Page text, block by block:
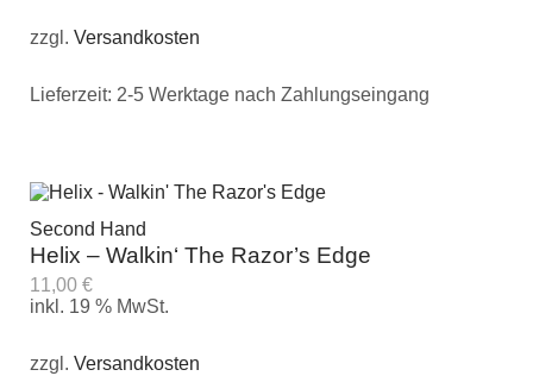
zzgl. Versandkosten
Lieferzeit: 2-5 Werktage nach Zahlungseingang
Second Hand
Helix – Walkin‘ The Razor’s Edge
11,00 €
inkl. 19 % MwSt.
zzgl. Versandkosten